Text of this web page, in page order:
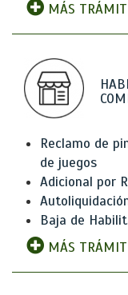
MÁS
Reclamo de
de juegos
Adicional por
Baja de
MÁS